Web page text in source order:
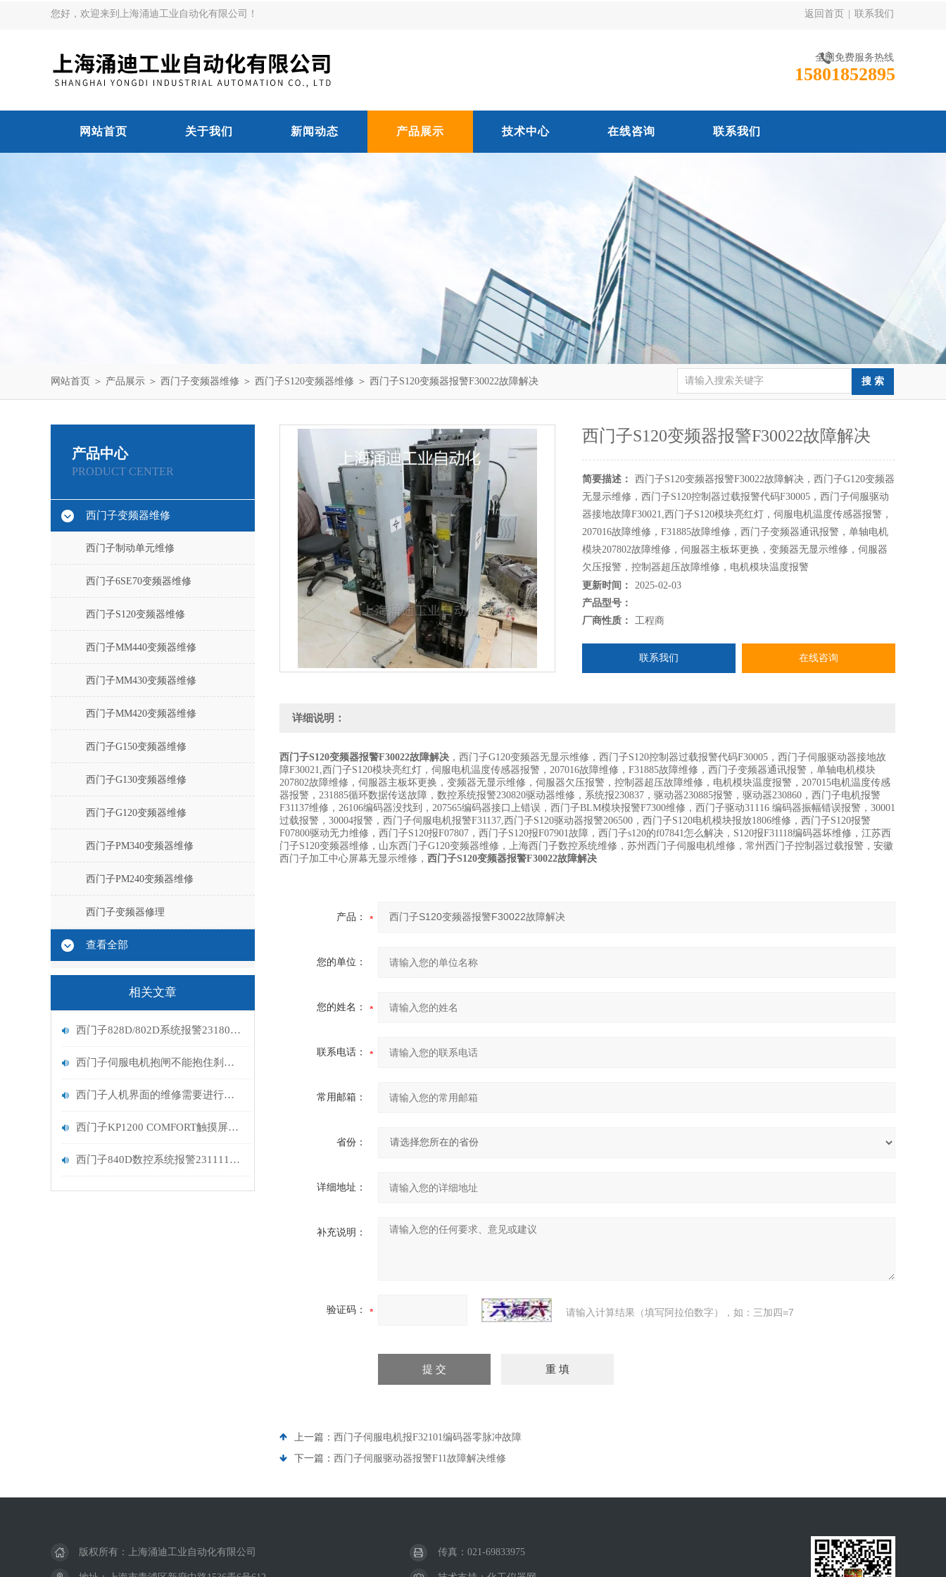
您好，欢迎来到上海涌迪工业自动化有限公司！ 返回首页 联系我们
全国免费服务热线
15801852895
网站首页 关于我们 新闻动态 产品展示 技术中心 在线咨询 联系我们
网站首页 ＞ 产品展示 ＞ 西门子变频器维修 ＞ 西门子S120变频器维修 ＞ 西门子S120变频器报警F30022故障解决
产品中心
PRODUCT CENTER
西门子变频器维修
西门子制动单元维修
西门子6SE70变频器维修
西门子S120变频器维修
西门子MM440变频器维修
西门子MM430变频器维修
西门子MM420变频器维修
西门子G150变频器维修
西门子G130变频器维修
西门子G120变频器维修
西门子PM340变频器维修
西门子PM240变频器维修
西门子变频器修理
查看全部
相关文章
西门子828D/802D系统报警231806故障维修
西门子伺服电机抱闸不能抱住刹车维修排查
西门子人机界面的维修需要进行精细的系统排查
西门子KP1200 COMFORT触摸屏上电卡画面不动维修处理
西门子840D数控系统报警231111编码器故障维修处理
西门子S120变频器报警F30022故障解决
简要描述：
西门子S120变频器报警F30022故障解决，西门子G120变频器
无显示维修，西门子S120控制器过载报警代码F30005，西门子伺服驱动
器接地故障F30021,西门子S120模块亮红灯，伺服电机温度传感器报警，
207016故障维修，F31885故障维修，西门子变频器通讯报警，单轴电机
模块207802故障维修，伺服器主板坏更换，变频器无显示维修，伺服器
欠压报警，控制器超压故障维修，电机模块温度报警
更新时间：
2025-02-03
产品型号：
厂商性质：
工程商
联系我们 在线咨询
详细说明：
西门子S120变频器报警F30022故障解决 ，西门子G120变频器无显示维修，西门子S120控制器过载报警代码F30005，西门子伺服驱动器接地故
障F30021,西门子S120模块亮红灯，伺服电机温度传感器报警，207016故障维修，F31885故障维修，西门子变频器通讯报警，单轴电机模块
207802故障维修，伺服器主板坏更换，变频器无显示维修，伺服器欠压报警，控制器超压故障维修，电机模块温度报警，207015电机温度传感
器报警，231885循环数据传送故障，数控系统报警230820驱动器维修，系统报230837，驱动器230885报警，驱动器230860，西门子电机报警
F31137维修，26106编码器没找到，207565编码器接口上错误，西门子BLM模块报警F7300维修，西门子驱动31116 编码器振幅错误报警，30001
过载报警，30004报警，西门子伺服电机报警F31137,西门子S120驱动器报警206500，西门子S120电机模块报放1806维修，西门子S120报警
F07800驱动无力维修，西门子S120报F07807，西门子S120报F07901故障，西门子s120的f07841怎么解决，S120报F31118编码器坏维修，江苏西
门子S120变频器维修，山东西门子G120变频器维修，上海西门子数控系统维修，苏州西门子伺服电机维修，常州西门子控制器过载报警，安徽
西门子加工中心屏幕无显示维修， 西门子S120变频器报警F30022故障解决
产品：
您的单位：
您的姓名：
联系电话：
常用邮箱：
省份：
详细地址：
补充说明：
验证码： 请输入计算结果（填写阿拉伯数字），如：三加四=7
上一篇： 西门子伺服电机报F32101编码器零脉冲故障
下一篇： 西门子伺服驱动器报警F11故障解决维修
版权所有：上海涌迪工业自动化有限公司 传真：021-69833975